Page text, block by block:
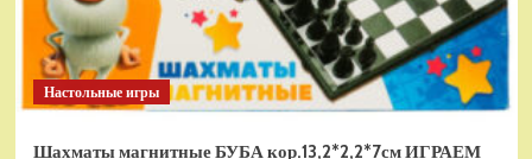
1
На радиоуправлении
Радиоуправляемый танк Torro
Sturmtiger Panzer 1к16
(TR1111700300)
Настольные игры
Шахматы магнитные БУБА кор.13,2*2,2*7см ИГРАЕМ